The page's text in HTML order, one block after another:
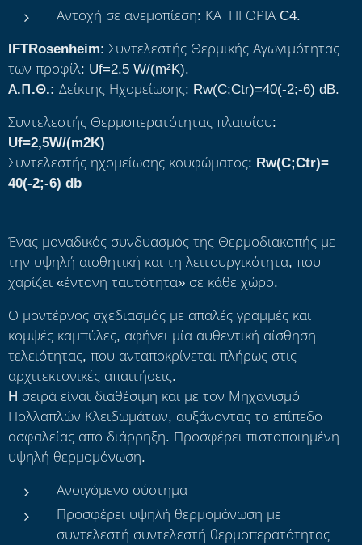
Αντοχή σε ανεμοπίεση: ΚΑΤΗΓΟΡΙΑ C4.
IFTRosenheim: Συντελεστής Θερμικής Αγωγιμότητας
των προφίλ: Uf=2.5 W/(m²K).
Α.Π.Θ.: Δείκτης Ηχομείωσης: Rw(C;Ctr)=40(-2;-6) dB.
Συντελεστής Θερμοπερατότητας πλαισίου:
Uf=2,5W/(m2K)
Συντελεστής ηχομείωσης κουφώματος: Rw(C;Ctr)=
40(-2;-6) db
Ένας μοναδικός συνδυασμός της Θερμοδιακοπής με
την υψηλή αισθητική και τη λειτουργικότητα, που
χαρίζει «έντονη ταυτότητα» σε κάθε χώρο.
Ο μοντέρνος σχεδιασμός με απαλές γραμμές και
κομψές καμπύλες, αφήνει μία αυθεντική αίσθηση
τελειότητας, που ανταποκρίνεται πλήρως στις
αρχιτεκτονικές απαιτήσεις.
H σειρά είναι διαθέσιμη και με τον Μηχανισμό
Πολλαπλών Κλειδωμάτων, αυξάνοντας το επίπεδο
ασφαλείας από διάρρηξη. Προσφέρει πιστοποιημένη
υψηλή θερμομόνωση.
Ανοιγόμενο σύστημα
Προσφέρει υψηλή θερμομόνωση με
συντελεστή συντελεστή θερμοπερατότητας